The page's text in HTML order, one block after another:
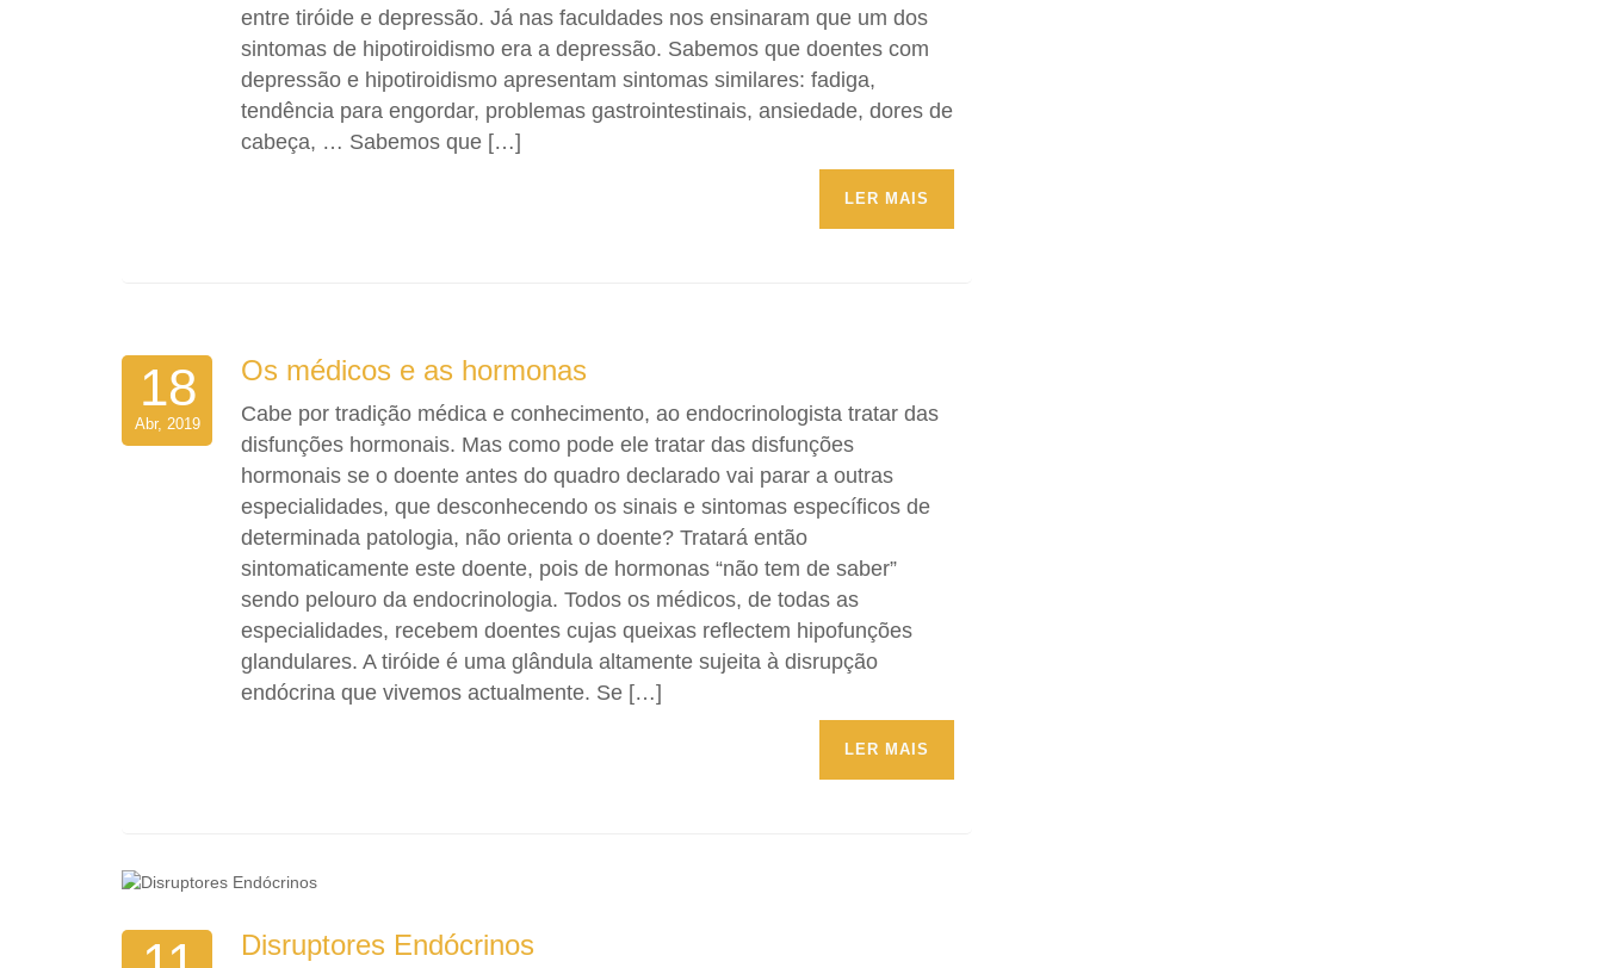
entre tiróide e depressão. Já nas faculdades nos ensinaram que um dos
sintomas de hipotiroidismo era a depressão. Sabemos que doentes com
depressão e hipotiroidismo apresentam sintomas similares: fadiga,
tendência para engordar, problemas gastrointestinais, ansiedade, dores de
cabeça, … Sabemos que […]
LER MAIS
18
Abr, 2019
Os médicos e as hormonas
Cabe por tradição médica e conhecimento, ao endocrinologista tratar das
disfunções hormonais. Mas como pode ele tratar das disfunções
hormonais se o doente antes do quadro declarado vai parar a outras
especialidades, que desconhecendo os sinais e sintomas específicos de
determinada patologia, não orienta o doente? Tratará então
sintomaticamente este doente, pois de hormonas “não tem de saber”
sendo pelouro da endocrinologia. Todos os médicos, de todas as
especialidades, recebem doentes cujas queixas reflectem hipofunções
glandulares. A tiróide é uma glândula altamente sujeita à disrupção
endócrina que vivemos actualmente. Se […]
LER MAIS
Disruptores Endócrinos